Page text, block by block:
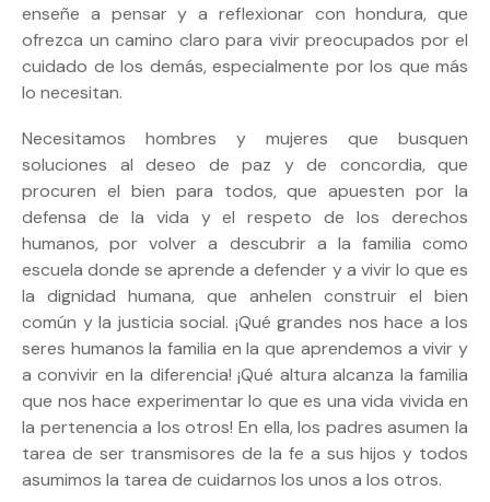
enseñe a pensar y a reflexionar con hondura, que
ofrezca un camino claro para vivir preocupados por el
cuidado de los demás, especialmente por los que más
lo necesitan.
Necesitamos hombres y mujeres que busquen
soluciones al deseo de paz y de concordia, que
procuren el bien para todos, que apuesten por la
defensa de la vida y el respeto de los derechos
humanos, por volver a descubrir a la familia como
escuela donde se aprende a defender y a vivir lo que es
la dignidad humana, que anhelen construir el bien
común y la justicia social. ¡Qué grandes nos hace a los
seres humanos la familia en la que aprendemos a vivir y
a convivir en la diferencia! ¡Qué altura alcanza la familia
que nos hace experimentar lo que es una vida vivida en
la pertenencia a los otros! En ella, los padres asumen la
tarea de ser transmisores de la fe a sus hijos y todos
asumimos la tarea de cuidarnos los unos a los otros.